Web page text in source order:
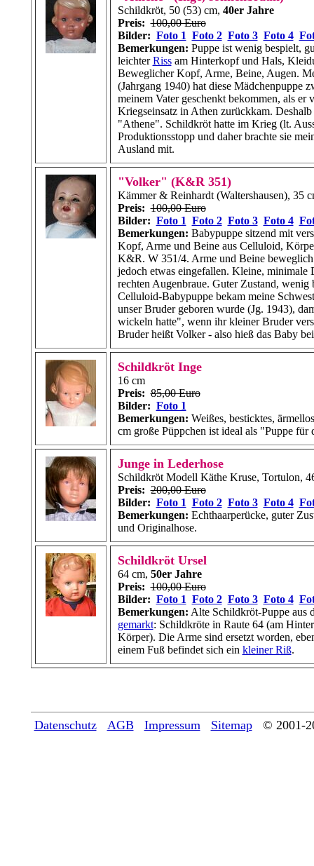
Schildkröt, 50 (53) cm, 40er Jahre
Preis: 100,00 Euro
Bilder: Foto 1 Foto 2 Foto 3 Foto 4
Bemerkungen: Puppe ist wenig bespielt,
leichterRissam Hinterkopf und Hals,
Beweglicher Kopf, Arme, Beine, Augen.
(Jahrgang 1940) hat diese Mädchenpuppe
meinem Vater geschenkt bekommen, als er
Kriegseinsatz in Athen zurückkam.
"Athene". Schildkröt hatte im Krieg (lt.
Produktionsstopp und daher brachte sie
Ausland mit.
"Volker" (K&R 351)
Kämmer & Reinhardt (Waltershausen), 35
Preis: 100,00 Euro
Bilder: Foto 1 Foto 2 Foto 3 Foto 4
Bemerkungen: Babypuppe sitzend mit
Kopf, Arme und Beine aus Celluloid,
K&R. W351/4. Arme und Beine
jedoch etwas eingefallen. Kleine, minimale
rechten Augenbraue. Guter Zustand, wenig
Celluloid-Babypuppe bekam meine
unser Bruder geboren wurde (Jg. 1943),
wickeln hatte", wenn ihr kleiner Bruder
Bruder heißt Volker - also hieß das Baby
Schildkröt Inge
16 cm
Preis: 85,00 Euro
Bilder: Foto 1
Bemerkungen: Weißes, besticktes,
cm große Püppchen ist ideal als "Puppe für
Junge in Lederhose
Schildkröt Modell Käthe Kruse, Tortulon,
Preis: 200,00 Euro
Bilder: Foto 1 Foto 2 Foto 3 Foto 4
Bemerkungen: Echthaarperücke, guter
und Originalhose.
Schildkröt Ursel
64 cm, 50er Jahre
Preis: 100,00 Euro
Bilder: Foto 1 Foto 2 Foto 3 Foto 4
Bemerkungen: Alte Schildkröt-Puppe aus
gemarkt: Schildkröte in Raute 64 (am
Körper). Die Arme sind ersetzt worden,
einem Fuß befindet sich ein kleiner Riß.
Datenschutz AGB Impressum Sitemap © 2001-